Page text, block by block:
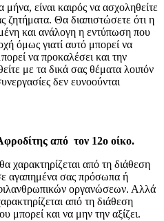
είναι καιρός να ασχοληθείτε
ζητήματα. Θα διαπιστώσετε ότι η
και ανάλογη η εντύπωση που
όμως γιατί αυτό μπορεί να
να προκαλέσει και την
με τα δικά σας θέματα λοιπόν
δεν ευνοούνται
από τον 12ο οίκο.
χαρακτηρίζεται από τη διάθεση
αγαπημένα σας πρόσωπα ή
οργανώσεων. Αλλά
από τη διάθεση
μπορεί και να μην την αξίζει.